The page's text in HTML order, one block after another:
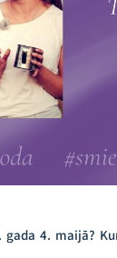
4. maijā?